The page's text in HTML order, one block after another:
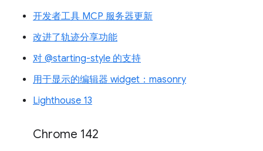
开发者工具 MCP 服务器更新
改进了轨迹分享功能
对 @starting-style 的支持
用于显示的编辑器 widget：masonry
Lighthouse 13
Chrome 142